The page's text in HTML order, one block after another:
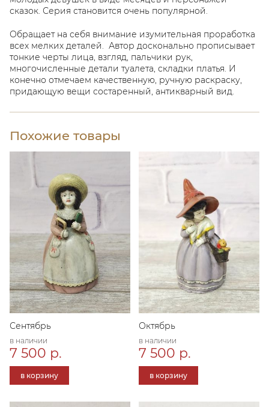
сказок. Серия становится очень популярной.
Обращает на себя внимание изумительная проработка
всех мелких деталей. Автор досконально прописывает
тонкие черты лица, взгляд, пальчики рук,
многочисленные детали туалета, складки платья. И
конечно отмечаем качественную, ручную раскраску,
придающую вещи состаренный, антикварный вид.
Похожие товары
Сентябрь
в наличии
7 500 р.
в корзину
Октябрь
в наличии
7 500 р.
в корзину